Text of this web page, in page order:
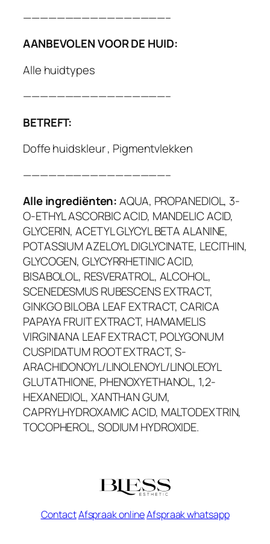
—————————————————–
AANBEVOLEN VOOR DE HUID:
Alle huidtypes
—————————————————–
BETREFT:
Doffe huidskleur , Pigmentvlekken
—————————————————–
Alle ingrediënten:AQUA, PROPANEDIOL, 3-
O-ETHYL ASCORBIC ACID, MANDELIC ACID,
GLYCERIN, ACETYL GLYCYL BETA ALANINE,
POTASSIUM AZELOYL DIGLYCINATE, LECITHIN,
GLYCOGEN, GLYCYRRHETINIC ACID,
BISABOLOL, RESVERATROL, ALCOHOL,
SCENEDESMUS RUBESCENS EXTRACT,
GINKGO BILOBA LEAF EXTRACT, CARICA
PAPAYA FRUIT EXTRACT, HAMAMELIS
VIRGINIANA LEAF EXTRACT, POLYGONUM
CUSPIDATUM ROOT EXTRACT, S-
ARACHIDONOYL/LINOLENOYL/LINOLEOYL
GLUTATHIONE, PHENOXYETHANOL, 1,2-
HEXANEDIOL, XANTHAN GUM,
CAPRYLHYDROXAMIC ACID, MALTODEXTRIN,
TOCOPHEROL, SODIUM HYDROXIDE.
ContactAfspraak onlineAfspraak whatsapp